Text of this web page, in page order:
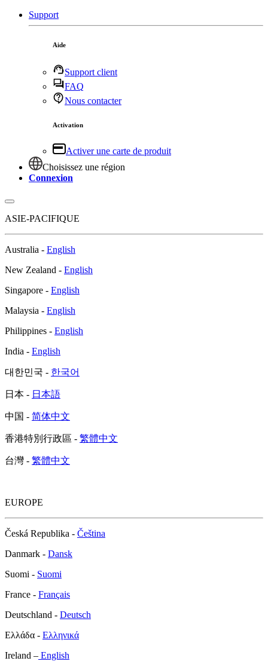
Support
Aide
Support client
FAQ
Nous contacter
Activation
Activer une carte de produit
Choisissez une région
Connexion
ASIE-PACIFIQUE
Australia - English
New Zealand - English
Singapore - English
Malaysia - English
Philippines - English
India - English
대한민국 - 한국어
日本 - 日本語
中国 - 简体中文
香港特別行政區 - 繁體中文
台灣 - 繁體中文
EUROPE
Česká Republika - Čeština
Danmark - Dansk
Suomi - Suomi
France - Français
Deutschland - Deutsch
Ελλάδα - Ελληνικά
Ireland – English